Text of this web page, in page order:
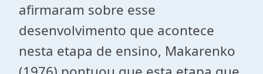
afirmaram sobre esse
desenvolvimento que acontece
nesta etapa de ensino, Makarenko